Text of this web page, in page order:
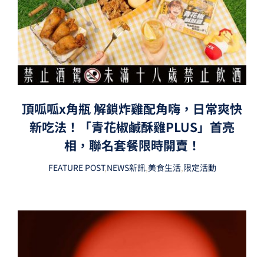
頂呱呱x角瓶 解鎖炸雞配角嗨，日常爽快
新吃法！「青花椒鹹酥雞PLUS」首亮
相，聯名套餐限時開賣！
FEATURE POST,NEWS新訊,美食生活,限定活動